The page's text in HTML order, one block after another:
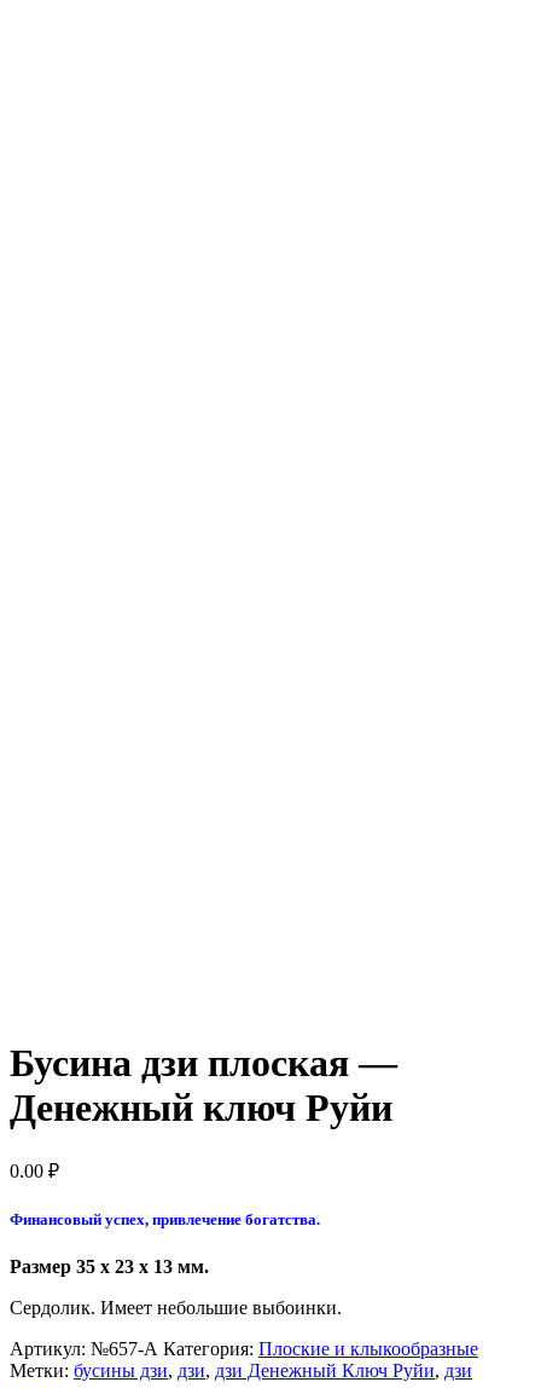
Бусина дзи плоская —
Денежный ключ Руйи
0.00 ₽
Финансовый успех, привлечение богатства.
Размер 35 x 23 x 13 мм.
Сердолик. Имеет небольшие выбоинки.
Артикул: №657-А Категория: Плоские и клыкообразные
Метки: бусины дзи, дзи, дзи Денежный Ключ Руйи, дзи